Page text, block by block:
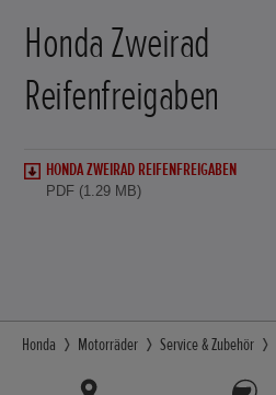
Honda Zweirad
Reifenfreigaben
HONDA ZWEIRAD REIFENFREIGABEN
PDF (1.29 MB)
Honda Motorräder Service & Zubehör